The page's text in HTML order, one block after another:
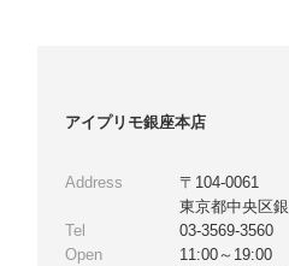
アイプリモ銀座本店
Address
〒104-0061
東京都中央区
Tel
03-3569-3560
Open
11:00～19:00